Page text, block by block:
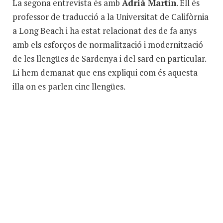
La segona entrevista és amb Adrià Martín. Ell és
professor de traducció a la Universitat de Califòrnia
a Long Beach i ha estat relacionat des de fa anys
amb els esforços de normalització i modernització
de les llengües de Sardenya i del sard en particular.
Li hem demanat que ens expliqui com és aquesta
illa on es parlen cinc llengües.